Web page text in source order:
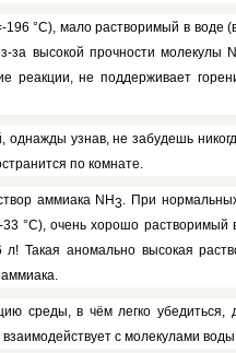
196 °С), мало растворимый в воде
за высокой прочности молекулы N
реакции, не под­держивает
уз­нав, не забудешь
по комнате.
аммиака NH3
При
33 °С), очень хорошо
ано­мально высокая
среды, в чём легко убедиться,
с молекулами